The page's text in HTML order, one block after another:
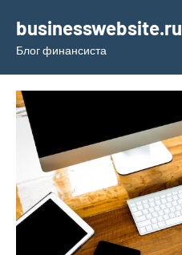
содержимому
businesswebsite.ru
Блог финансиста